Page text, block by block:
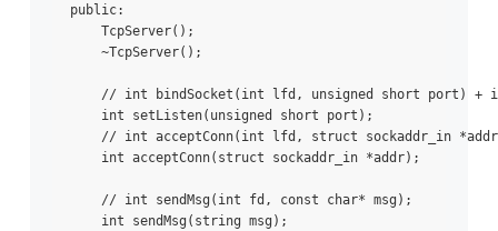
public:
TcpServer();
~TcpServer();
// int bindSocket(int lfd, unsigned short port) +
int setListen(unsigned short port);
// int acceptConn(int lfd, struct sockaddr_in
int acceptConn(struct sockaddr_in *addr);
// int sendMsg(int fd, const char* msg);
int sendMsg(string msg);